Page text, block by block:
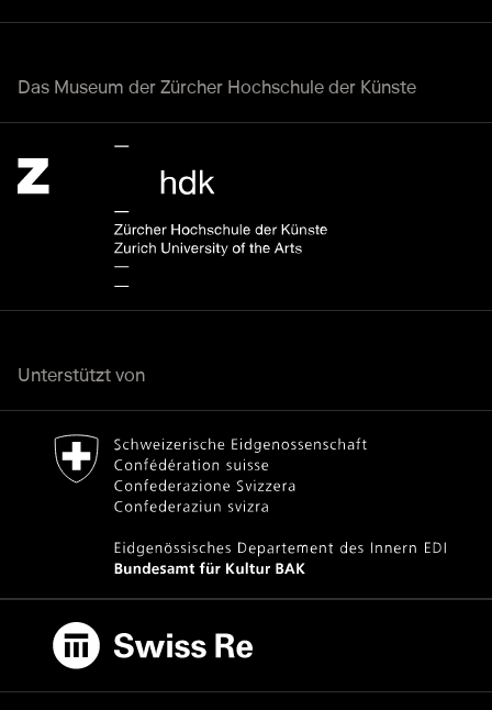
Das Museum der Zürcher Hochschule der Künste
Unterstützt von